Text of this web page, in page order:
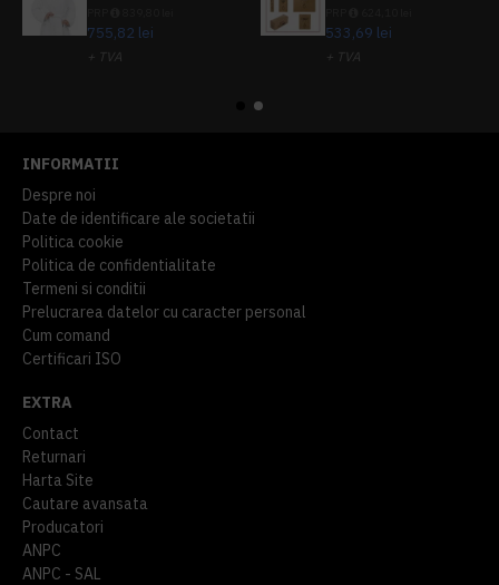
755,82 lei
+ TVA
533,69 lei
+ TVA
INFORMATII
Despre noi
Date de identificare ale societatii
Politica cookie
Politica de confidentialitate
Termeni si conditii
Prelucrarea datelor cu caracter personal
Cum comand
Certificari ISO
EXTRA
Contact
Returnari
Harta Site
Cautare avansata
Producatori
ANPC
ANPC - SAL